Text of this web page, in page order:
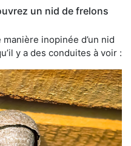
un nid de frelons
inopinée d’un nid
y a des conduites à voir :